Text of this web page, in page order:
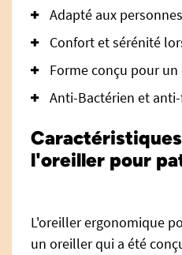
Adapté aux
Confort et sérénité
Forme conçu pour
Anti-Bactérien et
l'oreiller pour
L'oreiller ergonomique
un oreiller qui a été